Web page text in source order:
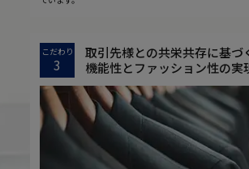
こだわり
3
取引先様との共栄共存に基づ
機能性とファッション性の実